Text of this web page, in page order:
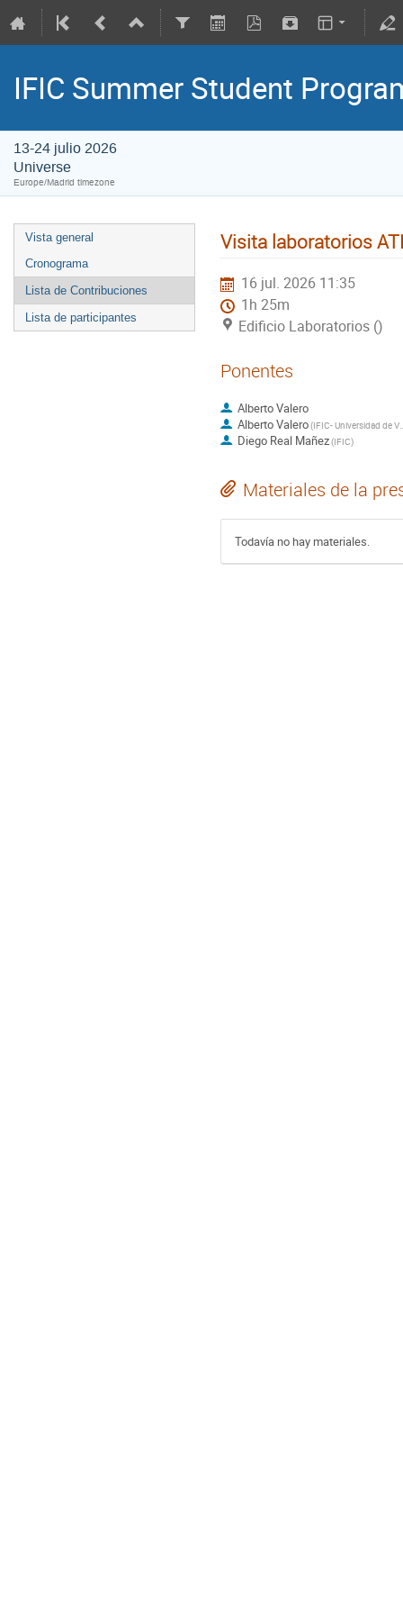
IFIC Summer Student
13-24 julio 2026
Universe
Europe/Madrid timezone
Vista general
Cronograma
Lista de Contribuciones
Lista de participantes
Visita laboratorios
16 jul. 2026 11:35
1h 25m
Edificio Laboratorios ()
Ponentes
Alberto Valero
Alberto Valero( IFIC-
Diego Real Mañez(IFIC)
Materiales de la
Todavía no hay materiales.